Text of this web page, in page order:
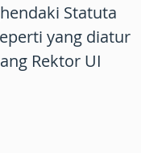
Statuta
yang diatur
Rektor UI